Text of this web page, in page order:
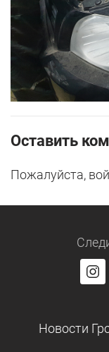
Оставить
Пожалуйста,
Новости